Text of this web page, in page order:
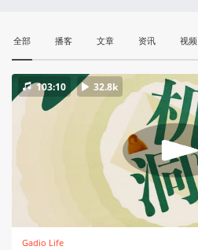
全部 播客 文章 资讯 视频
103:10 32.8k
Gadio Life